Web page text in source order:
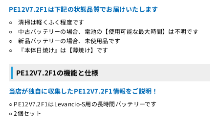
PE12V7.2F1は下記の状態品質でお届けいたします
○ 清掃は軽くふく程度です
○ 中古バッテリーの場合、電池の【使用可能な最大時間】は不明です
○ 新品バッテリーの場合、未使用品です
○ 『本体日焼け』は【薄焼け】です
PE12V7.2F1の機能と仕様
当店が独自に収集したPE12V7.2F1情報をご説明！
○ PE12V7.2F1はLevancio-S用の長時間バッテリーです
○ 2個セット